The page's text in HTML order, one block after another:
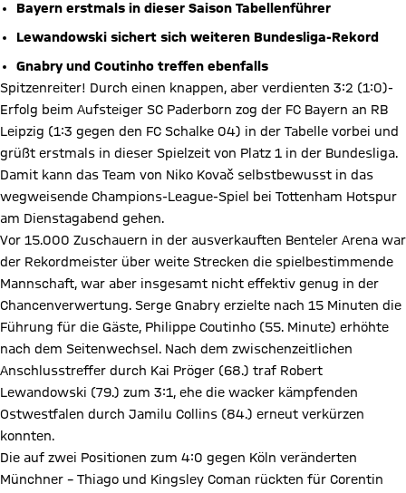
Bayern erstmals in dieser Saison Tabellenführer
Lewandowski sichert sich weiteren Bundesliga-Rekord
Gnabry und Coutinho treffen ebenfalls
Spitzenreiter! Durch einen knappen, aber verdienten 3:2 (1:0)-
Erfolg beim Aufsteiger SC Paderborn zog der FC Bayern an RB
Leipzig (1:3 gegen den FC Schalke 04) in der Tabelle vorbei und
grüßt erstmals in dieser Spielzeit von Platz 1 in der Bundesliga.
Damit kann das Team von Niko Kovač selbstbewusst in das
wegweisende Champions-League-Spiel bei Tottenham Hotspur
am Dienstagabend gehen.
Vor 15.000 Zuschauern in der ausverkauften Benteler Arena war
der Rekordmeister über weite Strecken die spielbestimmende
Mannschaft, war aber insgesamt nicht effektiv genug in der
Chancenverwertung. Serge Gnabry erzielte nach 15 Minuten die
Führung für die Gäste, Philippe Coutinho (55. Minute) erhöhte
nach dem Seitenwechsel. Nach dem zwischenzeitlichen
Anschlusstreffer durch Kai Pröger (68.) traf Robert
Lewandowski (79.) zum 3:1, ehe die wacker kämpfenden
Ostwestfalen durch Jamilu Collins (84.) erneut verkürzen
konnten.
Die auf zwei Positionen zum 4:0 gegen Köln veränderten
Münchner – Thiago und Kingsley Coman rückten für Corentin